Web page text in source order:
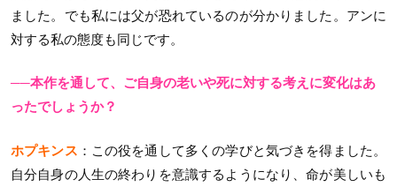
ました。でも私には父が恐れているのが分かりました。アンに
対する私の態度も同じです。
──本作を通して、ご自身の老いや死に対する考えに変化はあ
ったでしょうか？
ホプキンス ：この役を通して多くの学びと気づきを得ました。
自分自身の人生の終わりを意識するようになり、命が美しいも